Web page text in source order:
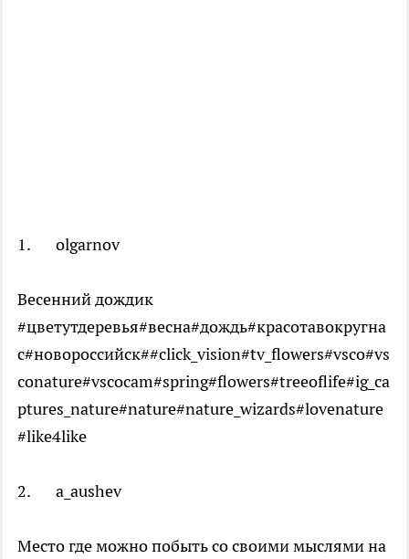
1. olgarnov
Весенний дождик
#цветутдеревья#весна#дождь#красотавокругна
с#новороссийск##click_vision#tv_flowers#vsco#vs
conature#vscocam#spring#flowers#treeoflife#ig_ca
ptures_nature#nature#nature_wizards#lovenature
#like4like
2. a_aushev
Место где можно побыть со своими мыслями на